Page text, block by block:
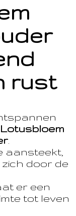
rust
Lotusbloem
.
aansteekt,
door de
er een
tot leven